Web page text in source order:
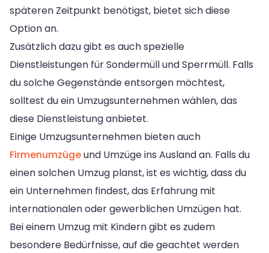
späteren Zeitpunkt benötigst, bietet sich diese
Option an.
Zusätzlich dazu gibt es auch spezielle
Dienstleistungen für Sondermüll und Sperrmüll. Falls
du solche Gegenstände entsorgen möchtest,
solltest du ein Umzugsunternehmen wählen, das
diese Dienstleistung anbietet.
Einige Umzugsunternehmen bieten auch
Firmenumzügeund Umzüge ins Ausland an. Falls du
einen solchen Umzug planst, ist es wichtig, dass du
ein Unternehmen findest, das Erfahrung mit
internationalen oder gewerblichen Umzügen hat.
Bei einem Umzug mit Kindern gibt es zudem
besondere Bedürfnisse, auf die geachtet werden